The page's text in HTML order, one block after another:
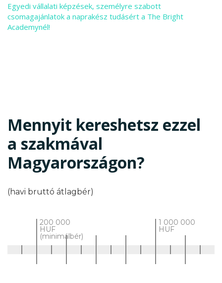
Egyedi vállalati képzések, személyre szabott
csomagajánlatok a naprakész tudásért a The Bright
Academynél!
Mennyit kereshetsz ezzel
a szakmával
Magyarországon?
(havi bruttó átlagbér)
200 000
HUF
(minimálbér)
1 000 000
HUF